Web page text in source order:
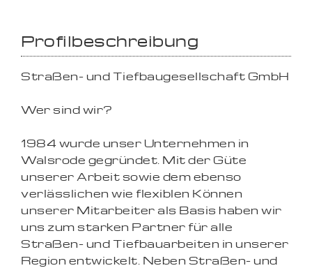
Profilbeschreibung
Straßen- und Tiefbaugesellschaft GmbH
Wer sind wir?
1984 wurde unser Unternehmen in
Walsrode gegründet. Mit der Güte
unserer Arbeit sowie dem ebenso
verlässlichen wie flexiblen Können
unserer Mitarbeiter als Basis haben wir
uns zum starken Partner für alle
Straßen- und Tiefbauarbeiten in unserer
Region entwickelt. Neben Straßen- und